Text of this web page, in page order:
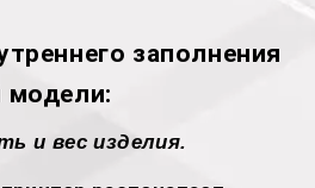
заполнения
модели:
и вес изделия.